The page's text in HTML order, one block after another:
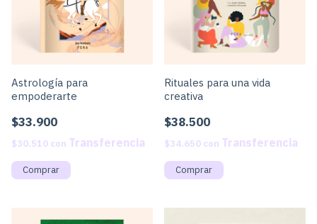
Astrología para
empoderarte
$33.900
$30.510 con
Rituales para una vida
creativa
$38.500
$34.650 con